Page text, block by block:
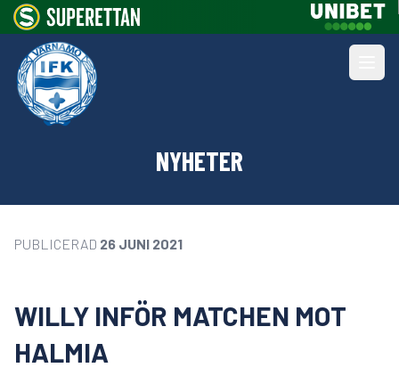
NYHETER
PUBLICERAD 26 JUNI 2021
WILLY INFÖR MATCHEN MOT
HALMIA